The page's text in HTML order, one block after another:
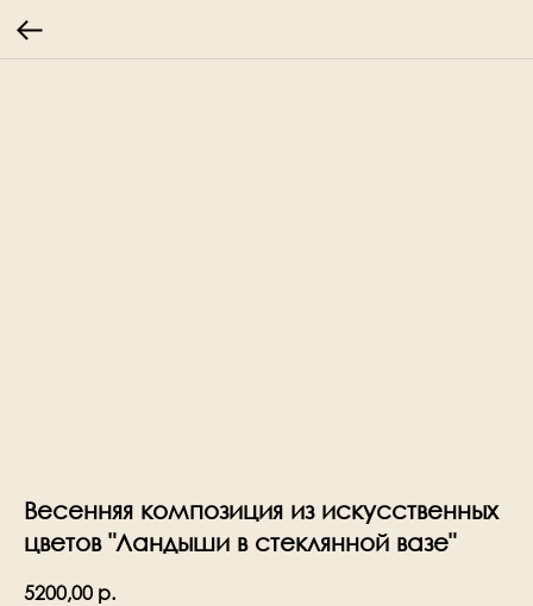
Весенняя композиция из искусственных
цветов "Ландыши в стеклянной вазе"
5200,00 р.